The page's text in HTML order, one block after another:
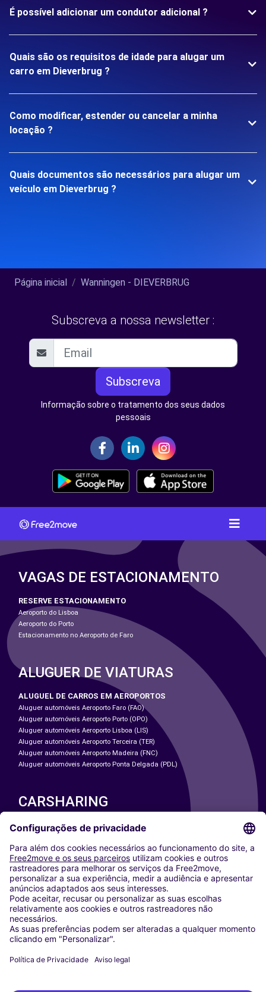
É possível adicionar um condutor adicional ?
Quais são os requisitos de idade para alugar um
carro em Dieverbrug ?
Como modificar, estender ou cancelar a minha
locação ?
Quais documentos são necessários para alugar um
veículo em Dieverbrug ?
Página inicial Wanningen - DIEVERBRUG
Subscreva a nossa newsletter :
Subscreva
Informação sobre o tratamento dos seus dados
pessoais
VAGAS DE ESTACIONAMENTO
RESERVE ESTACIONAMENTO
Aeroporto do Lisboa
Aeroporto do Porto
Estacionamento no Aeroporto de Faro
ALUGUER DE VIATURAS
ALUGUEL DE CARROS EM AEROPORTOS
Aluguer automóveis Aeroporto Faro (FAO)
Aluguer automóveis Aeroporto Porto (OPO)
Aluguer automóveis Aeroporto Lisboa (LIS)
Aluguer automóveis Aeroporto Terceira (TER)
Aluguer automóveis Aeroporto Madeira (FNC)
Aluguer automóveis Aeroporto Ponta Delgada (PDL)
CARSHARING
NOSSAS CIDADES
Washington DC
Milan
Rome
Turin
Vienna
Berlin
Cologne
Dusseldorf
Frankfurt
Munich